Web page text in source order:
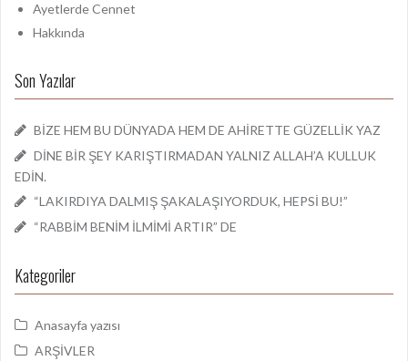
Ayetlerde Cennet
Hakkında
Son Yazılar
BİZE HEM BU DÜNYADA HEM DE AHİRETTE GÜZELLİK YAZ
DİNE BİR ŞEY KARIŞTIRMADAN YALNIZ ALLAH’A KULLUK
EDİN.
“LAKIRDIYA DALMIŞ ŞAKALAŞIYORDUK, HEPSİ BU!”
“RABBİM BENİM İLMİMİ ARTIR” DE
Kategoriler
Anasayfa yazısı
ARŞİVLER